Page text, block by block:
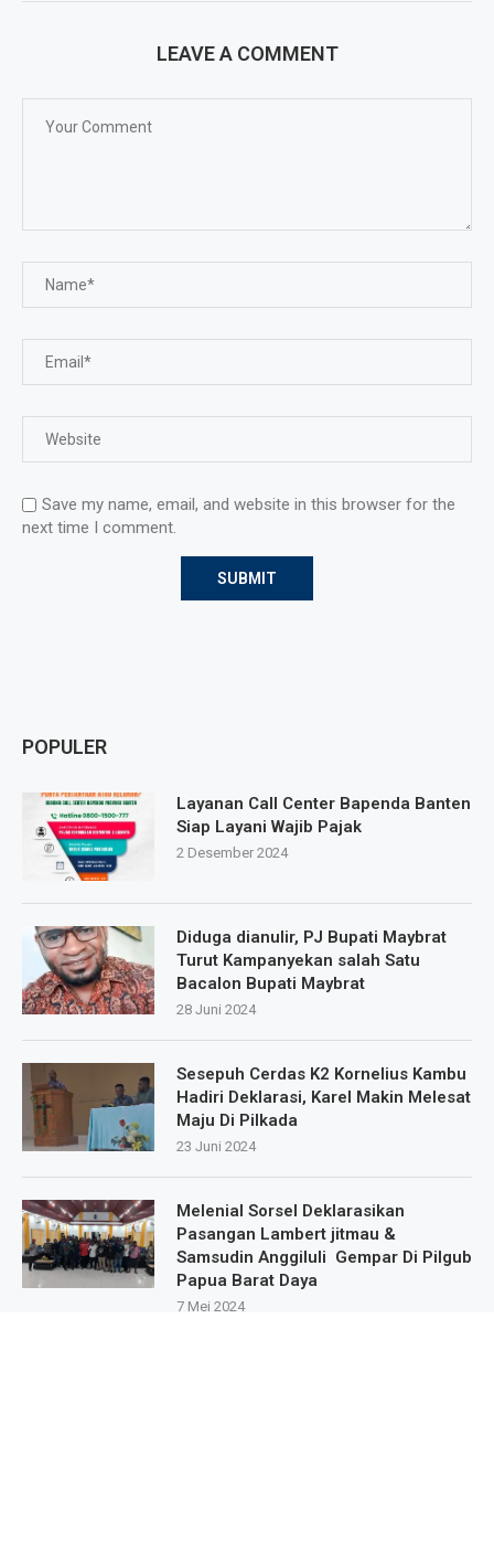
LEAVE A COMMENT
Save my name, email, and website in this browser for the
next time I comment.
POPULER
Layanan Call Center Bapenda Banten
Siap Layani Wajib Pajak
2 Desember 2024
Diduga dianulir, PJ Bupati Maybrat
Turut Kampanyekan salah Satu
Bacalon Bupati Maybrat
28 Juni 2024
Sesepuh Cerdas K2 Kornelius Kambu
Hadiri Deklarasi, Karel Makin Melesat
Maju Di Pilkada
23 Juni 2024
Melenial Sorsel Deklarasikan
Pasangan Lambert jitmau &
Samsudin Anggiluli Gempar Di Pilgub
Papua Barat Daya
7 Mei 2024